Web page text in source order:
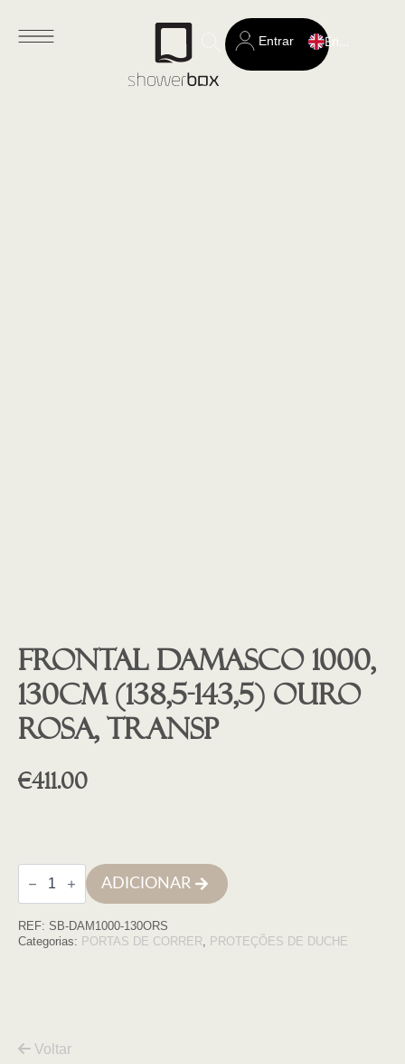
Search
for:
Entrar
Frontal Damasco 1000,
130cm (138,5-143,5) OURO
ROSA, TRANSP
€411.00
Quantidade
de
Frontal
1000,
130cm
ADICIONAR
REF: SB-DAM1000-130ORS
Categorias: PORTAS DE CORRER, PROTEÇÕES DE DUCHE
Voltar